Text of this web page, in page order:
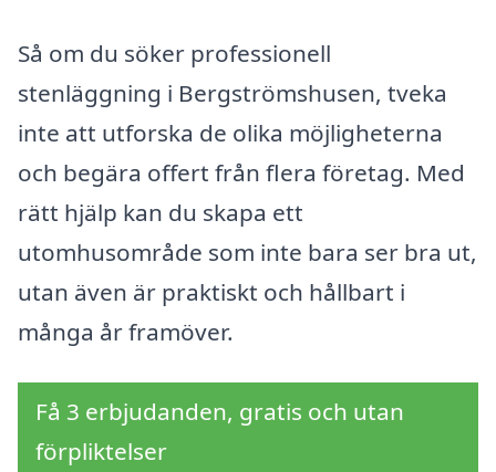
Så om du söker professionell
stenläggning i Bergströmshusen, tveka
inte att utforska de olika möjligheterna
och begära offert från flera företag. Med
rätt hjälp kan du skapa ett
utomhusområde som inte bara ser bra ut,
utan även är praktiskt och hållbart i
många år framöver.
Få 3 erbjudanden, gratis och utan
förpliktelser